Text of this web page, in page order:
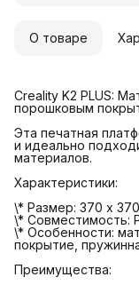
О товаре
Creality K2 PLUS:
порошковым
Эта печатная
и идеально
материалов.
Характеристики:
\* Размер: 370 x
\* Совместимость:
\* Особенности:
покрытие,
Преимущества: